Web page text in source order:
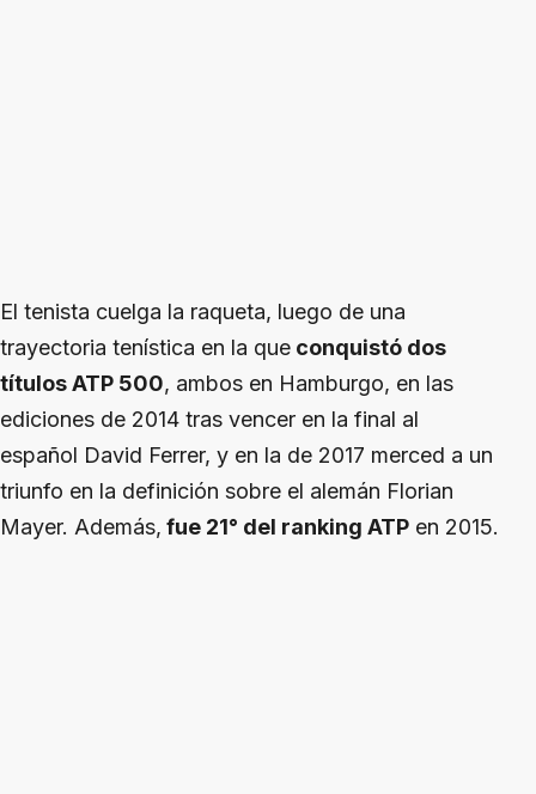
El tenista cuelga la raqueta, luego de una
trayectoria tenística en la que conquistó dos
títulos ATP 500, ambos en Hamburgo, en las
ediciones de 2014 tras vencer en la final al
español David Ferrer, y en la de 2017 merced a un
triunfo en la definición sobre el alemán Florian
Mayer. Además, fue 21° del ranking ATP en 2015.